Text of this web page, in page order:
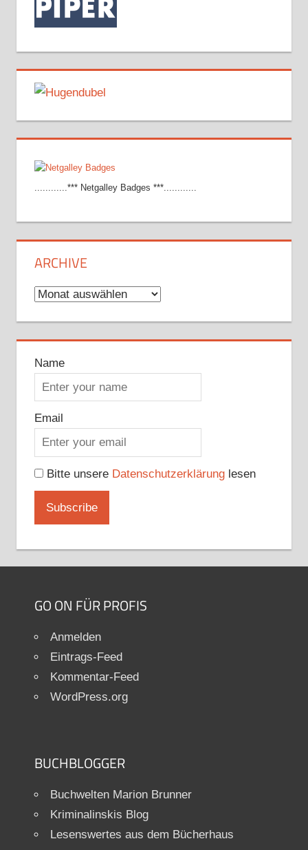
............*** Netgalley Badges ***............
ARCHIVE
Archive
Name
Email
Bitte unsere Datenschutzerklärunglesen
GO ON FÜR PROFIS
Anmelden
Eintrags-Feed
Kommentar-Feed
WordPress.org
BUCHBLOGGER
Buchwelten Marion Brunner
Kriminalinskis Blog
Lesenswertes aus dem Bücherhaus